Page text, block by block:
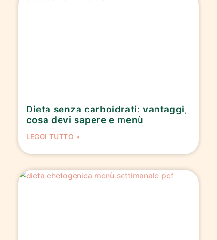
Dieta senza carboidrati: vantaggi,
cosa devi sapere e menù
LEGGI TUTTO »